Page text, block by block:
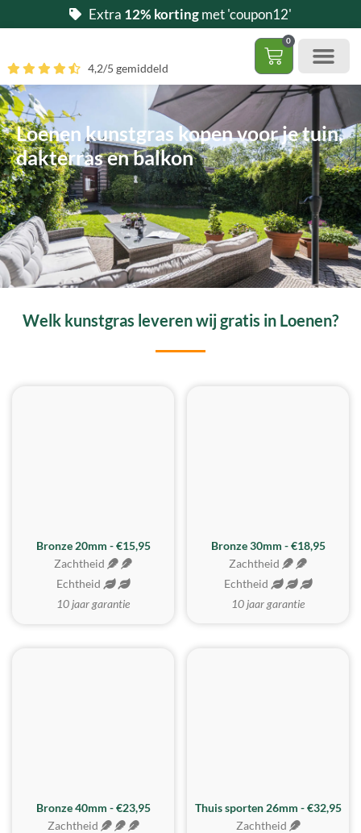
naar
inhoud
Extra 12% kortingmet 'coupon12'
0
4,2/5 gemiddeld
Loenen kunstgras kopen voor je tuin,
dakterras en balkon
Welk kunstgras leveren wij gratis in Loenen?
Bronze 20mm - €15,95
Zachtheid
Echtheid
10 jaar garantie
BESTE KOOP
Bronze 30mm - €18,95
Zachtheid
Echtheid
10 jaar garantie
Bronze 40mm - €23,95
Zachtheid
Thuis sporten 26mm - €32,95
Zachtheid